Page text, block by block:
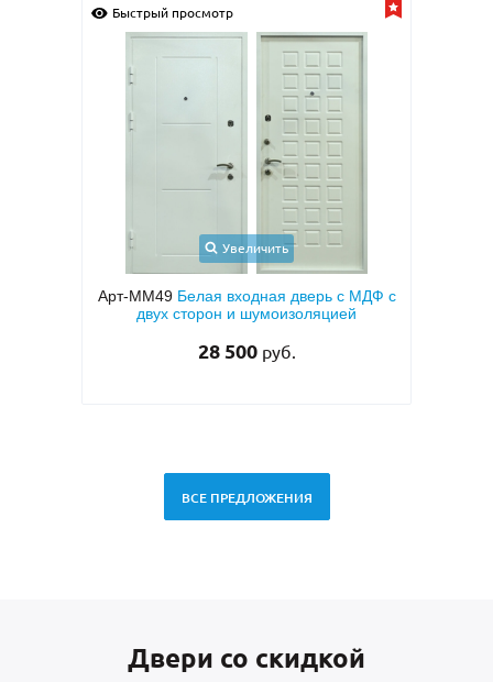
Быстрый просмотр
Увеличить
Арт-ММ24Входная дверь с порошковым
напылением «серый шелк» и МДФ ПВХ
33 000
ВСЕ ПРЕДЛОЖЕНИЯ
Двери со скидкой